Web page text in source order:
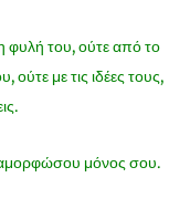
φυλή του, ούτε από το
με τις ιδέες τους,
μόνος σου.